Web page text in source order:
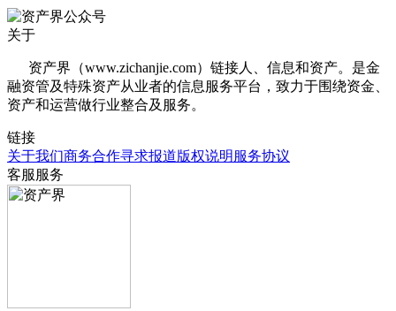
关于
资产界（www.zichanjie.com）链接人、信息和资产。是金
融资管及特殊资产从业者的信息服务平台，致力于围绕资金、
资产和运营做行业整合及服务。
链接
关于我们商务合作寻求报道版权说明服务协议
客服服务